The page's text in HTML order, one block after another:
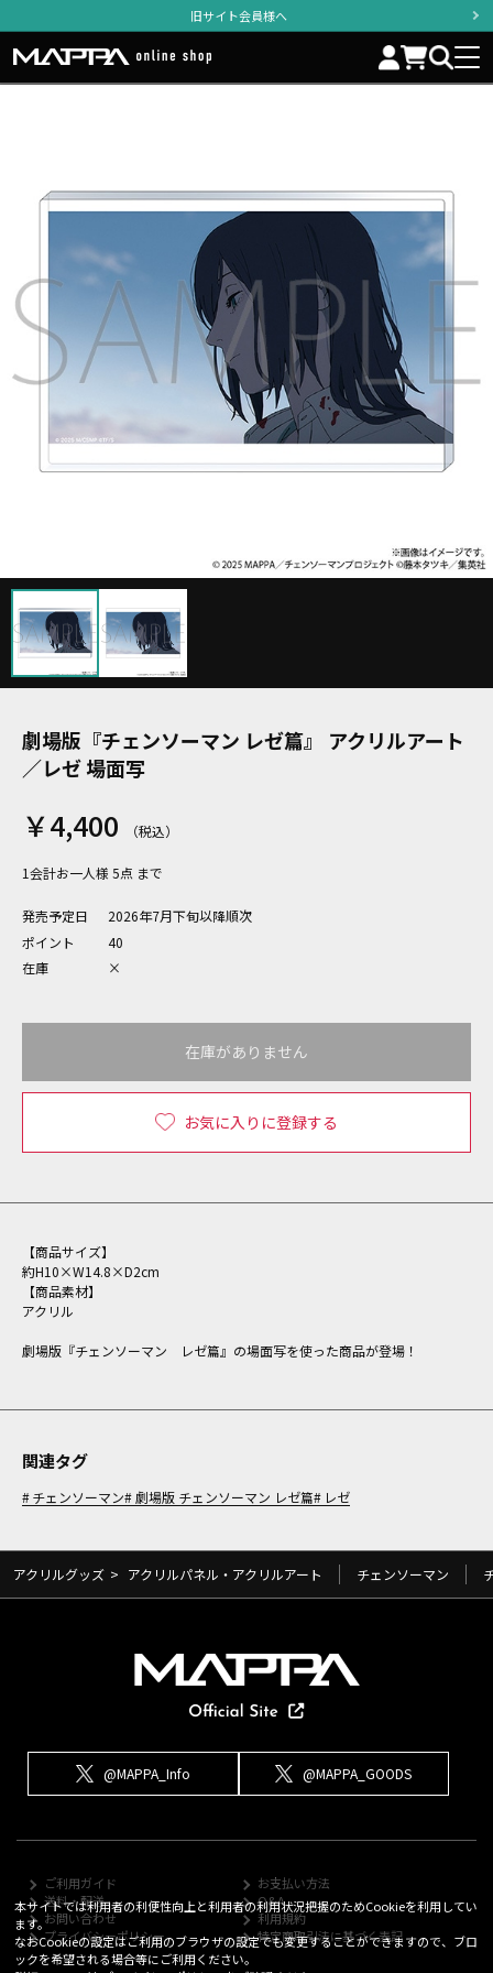
旧サイト会員様へ
劇場版『チェンソーマン レゼ篇』 アクリルアート
／レゼ 場面写
￥4,400
1会計お一人様 5点 まで
発売予定日
2026年7月下旬以降順次
ポイント
40
在庫
×
お気に入りに登録する
在庫がありません
【商品サイズ】
約H10×W14.8×D2cm
【商品素材】
アクリル
劇場版『チェンソーマン レゼ篇』の場面写を使った商品が登場！
関連タグ
チェンソーマン 劇場版 チェンソーマン レゼ篇 レゼ
アクリルグッズ > アクリルパネル・アクリルアート チェンソーマン
@MAPPA_Info @MAPPA_GOODS
ご利用ガイド
お支払い方法
送料・配送
Q&A
お問い合わせ
利用規約
プライバシーポリシー
特定商取引法に基づく表記
本サイトでは利用者の利便性向上と利用者の利用状況把握のためCookieを利用してい
ます。
なおCookieの設定はご利用のブラウザの設定でも変更することができますので、ブロ
ックを希望される場合等にご利用ください。